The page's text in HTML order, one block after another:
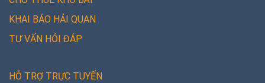
KHAI BÁO HẢI QUAN
TƯ VẤN HỎI ĐÁP
HỖ TRỢ TRỰC TUYẾN